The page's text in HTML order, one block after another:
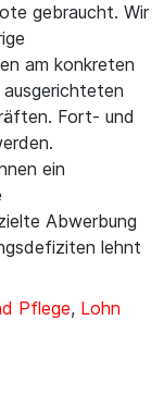
gebraucht. Wir
am konkreten
Fort- und
ein
Abwerbung
lehnt
Pflege, Lohn